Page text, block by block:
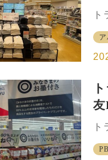
ン
パ
せ
た
友
⽇PB